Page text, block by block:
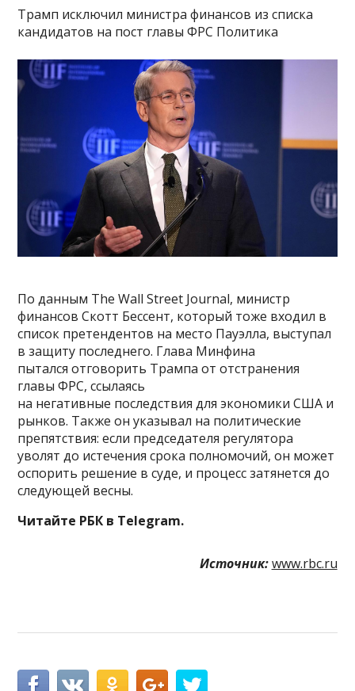
Трамп исключил министра финансов из списка
кандидатов на пост главы ФРС Политика
По данным The Wall Street Journal, министр
финансов Скотт Бессент, который тоже входил в
список претендентов на место Пауэлла, выступал
в защиту последнего. Глава Минфина
пытался отговорить Трампа от отстранения
главы ФРС, ссылаясь
на негативные последствия для экономики США и
рынков. Также он указывал на политические
препятствия: если председателя регулятора
уволят до истечения срока полномочий, он может
оспорить решение в суде, и процесс затянется до
следующей весны.
Читайте РБК в Telegram.
Источник: www.rbc.ru